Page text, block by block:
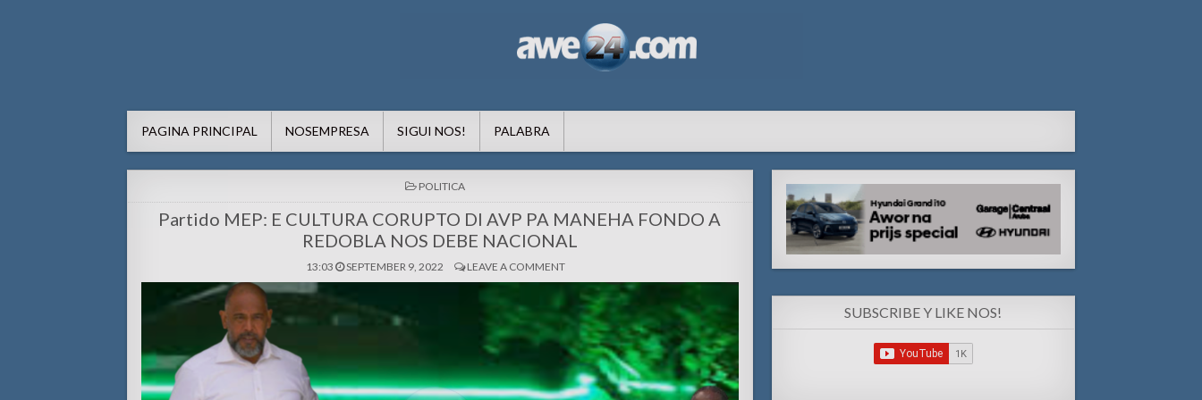
PAGINA PRINCIPAL NOSEMPRESA SIGUI NOS! PALABRA
POSTED
IN
POLITICA
Partido MEP: E CULTURA CORUPTO DI AVP PA MANEHA FONDO A
REDOBLA NOS DEBE NACIONAL
13:03 SEPTEMBER 9, 2022 LEAVE A COMMENT
SUBSCRIBE Y LIKE NOS!